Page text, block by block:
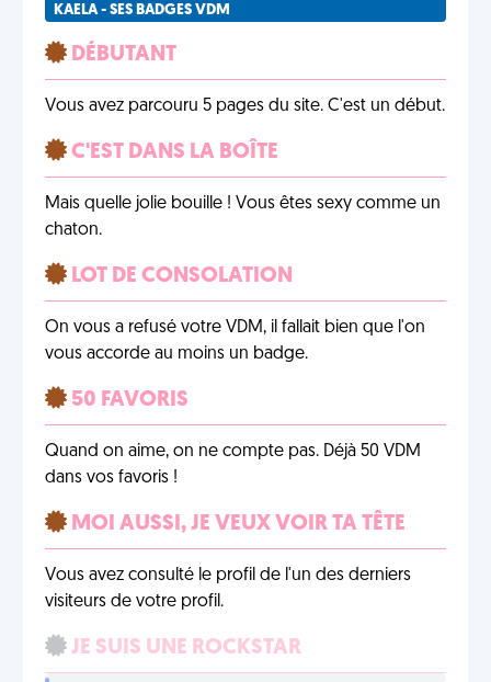
KAELA - SES BADGES VDM
DÉBUTANT
Vous avez parcouru 5 pages du site. C'est un début.
C'EST DANS LA BOÎTE
Mais quelle jolie bouille ! Vous êtes sexy comme un
chaton.
LOT DE CONSOLATION
On vous a refusé votre VDM, il fallait bien que l'on
vous accorde au moins un badge.
50 FAVORIS
Quand on aime, on ne compte pas. Déjà 50 VDM
dans vos favoris !
MOI AUSSI, JE VEUX VOIR TA TÊTE
Vous avez consulté le profil de l'un des derniers
visiteurs de votre profil.
JE SUIS UNE ROCKSTAR